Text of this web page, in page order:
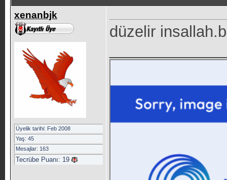
xenanbjk
Üyelik tarihi: Feb 2008
Yaş: 45
Mesajlar: 163
Tecrübe Puanı: 19
düzelir